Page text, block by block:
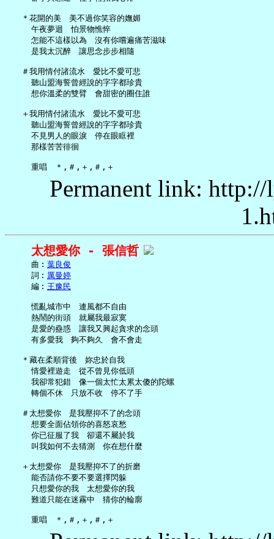
   ＊花開的美　美不過你笑容的嫵媚
     午夜夢迴　怕景物憔悴
     怎能不這樣以為　沒有你嚐遍痛苦滋味
     是我太沉醉　讓思念步步相隨
   ＃我用情付諸流水　愛比不愛可悲
     聽山盟海誓曾經說的字字都珍貴
     想你溫柔的雙臂　會甜密的圈住誰
   ＋我用情付諸流水　愛比不愛可悲
     聽山盟海誓曾經說的字字都珍貴
     不見男人的眼淚　停在眼眶裡
     那樣苦苦徘徊
Permanent link:
太想愛你 - 張信哲
     曲︰
葉良俊
     詞︰
厲曼婷
     編︰
王豫民
     慌亂城市中　連風都不自由
     熱鬧的街頭　就屬我最寂寞
     是愛的蠱惑　讓我又興起貪求的念頭
     有多愛我　夠不夠久　會不會走
   ＊藏在柔順背後　妳忠於自我
     情愛裡遊走　從不曾見你低頭
     我卻常犯錯　像一個太忙太累太傻的陀螺
     轉個不休　只放不收　停不了手
   ＃太想愛你　是我壓抑不了的念頭
     想要全面佔領你的喜怒哀愁
     你已征服了我　卻還不屬於我
     叫我如何不去猜測　你在想什麼
   ＋太想愛你　是我壓抑不了的折磨
     能否請你不要不要選擇閃躲
     只想愛你的我　太想愛你的我
     難道只能在迷霧中　猜你的輪廓